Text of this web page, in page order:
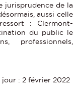
jurisprudence de la
aussi celle
: Clermont-
du public le
professionnels,
jour : 2 février 2022